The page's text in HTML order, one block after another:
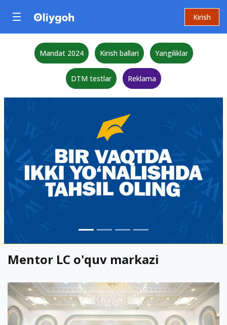
Kirish
Mandat 2024 Kirish ballari Yangiliklar
DTM testlar Reklama
Mentor LC o'quv markazi